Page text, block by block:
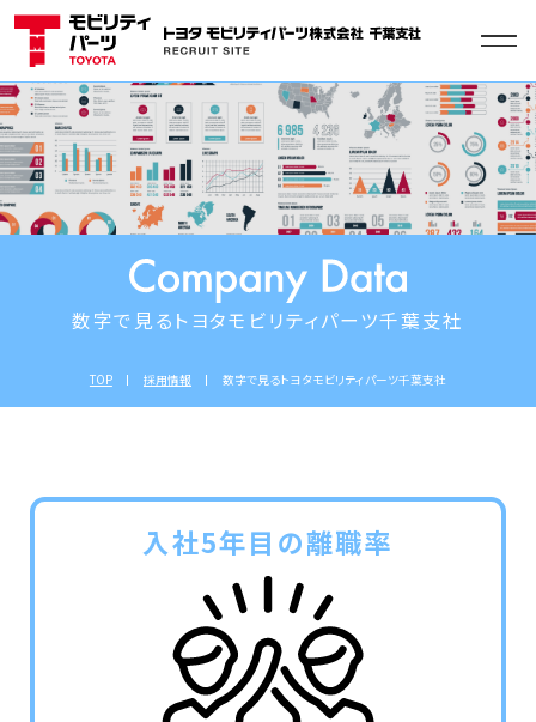
数字で見るトヨタモビリティパーツ千葉支社
TOP 採用情報 数字で見るトヨタモビリティパーツ千葉支社
入社5年目の離職率